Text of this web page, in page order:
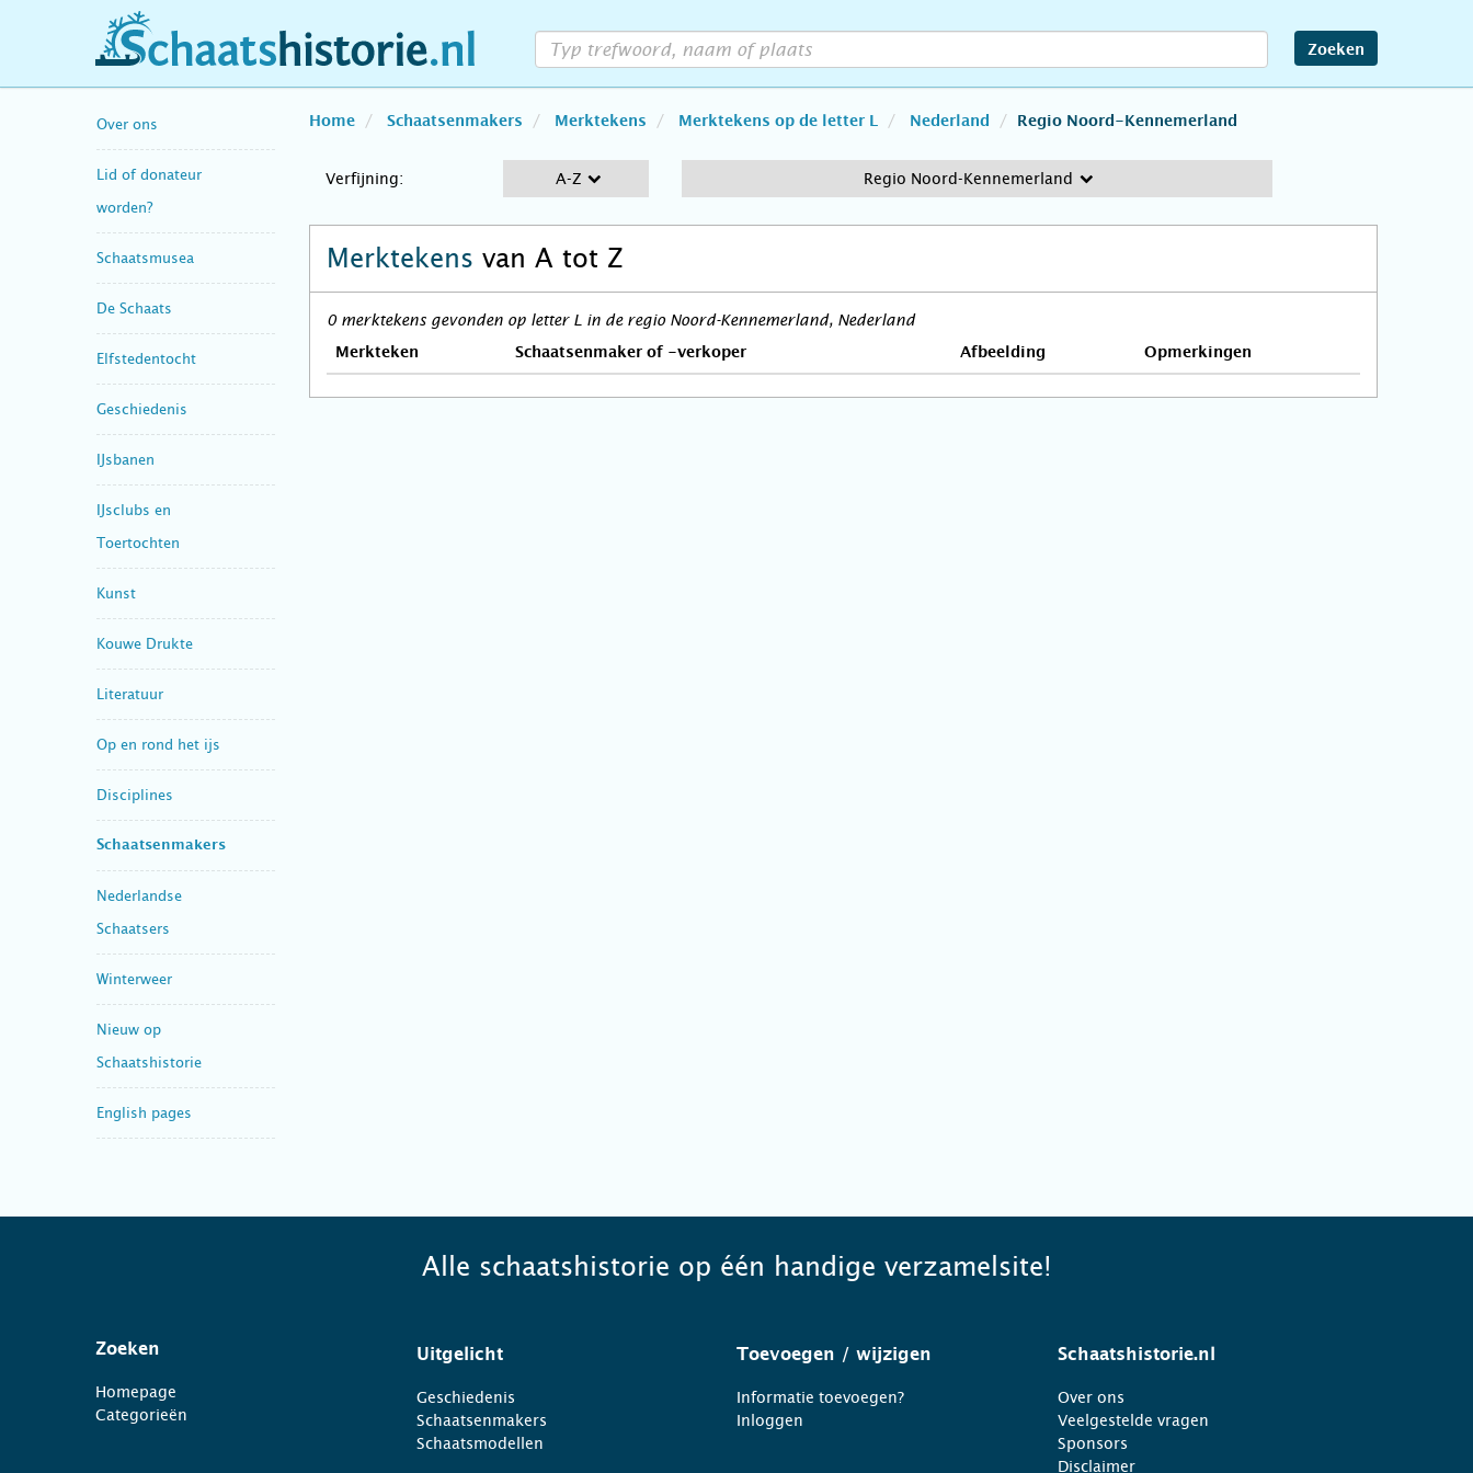
schaatshistorie.nl Zoeken
Over ons
Lid of donateur
worden?
Schaatsmusea
De Schaats
Elfstedentocht
Geschiedenis
IJsbanen
IJsclubs en
Toertochten
Kunst
Kouwe Drukte
Literatuur
Op en rond het ijs
Disciplines
Schaatsenmakers
Nederlandse
Schaatsers
Winterweer
Nieuw op
Schaatshistorie
English pages
Home Schaatsenmakers Merktekens Merktekens op de letter L Nederland Regio Noord-Kennemerland
Verfijning: A-Z Regio Noord-Kennemerland
Merktekens van A tot Z
0 merktekens gevonden op letter L in de regio Noord-Kennemerland, Nederland
Merkteken Schaatsenmaker of -verkoper Afbeelding Opmerkingen
Alle schaatshistorie op één handige verzamelsite!
Zoeken
Homepage
Categorieën
Uitgelicht
Geschiedenis
Schaatsenmakers
Schaatsmodellen
Toevoegen / wijzigen
Informatie toevoegen?
Inloggen
Schaatshistorie.nl
Over ons
Veelgestelde vragen
Sponsors
Disclaimer